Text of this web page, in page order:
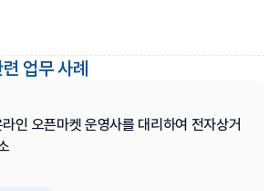
업무 사례
인 오픈마켓 운영사를 대리하여 전자상거